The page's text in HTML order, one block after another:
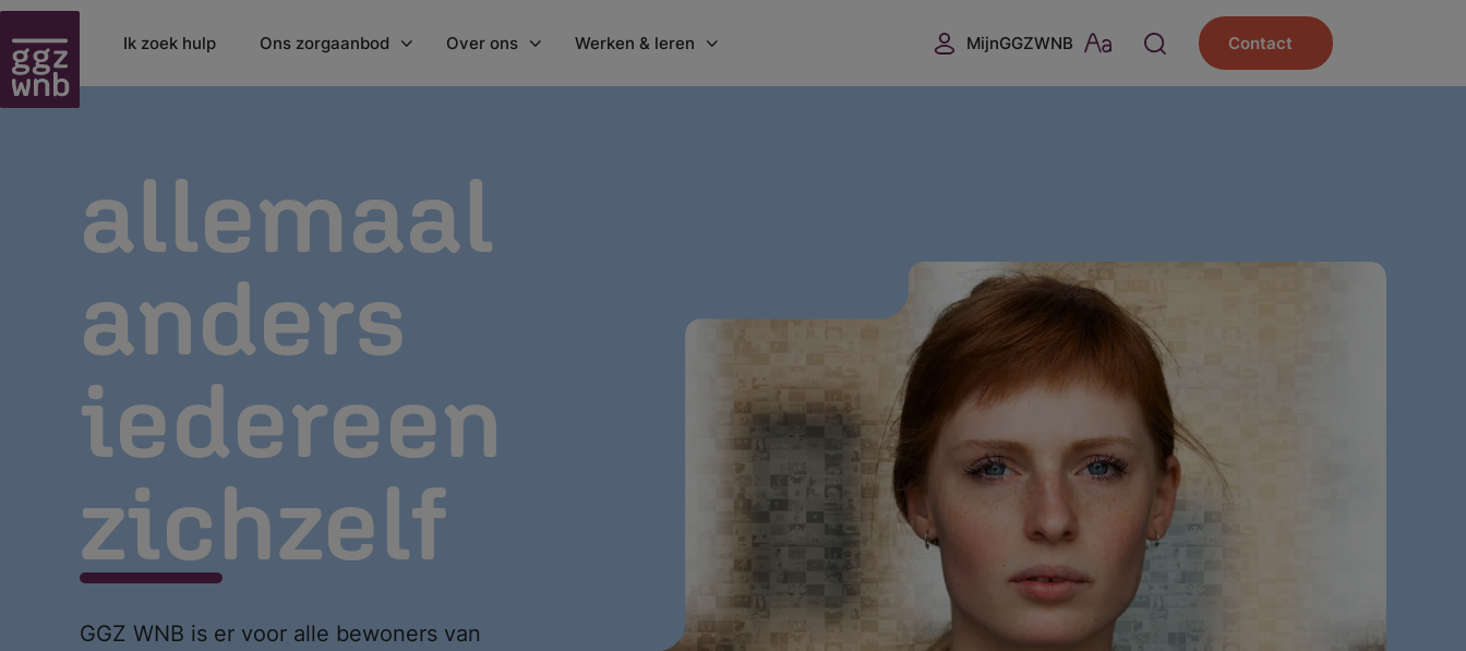
Ik zoek hulp Ons zorgaanbod
HerstelXL - zelfhulp
Jeugdpreventie
vertrouwenspersoon
Kosten GGZ
Wachttijden
Wet verplichte GGZ
Over ons
Onze locaties
Folders
Werken & leren
Vrijwilligerswerk
MijnGGZWNB Contact
allemaal
anders
iedereen
zichzelf
GGZ WNB is er voor alle bewoners van